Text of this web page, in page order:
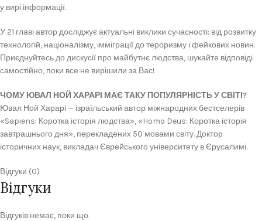
у вирі інформації.
У 21 главі автор досліджує актуальні виклики сучасності: від розвитку
технологій, націоналізму, імміграції до тероризму і фейкових новин.
Приєднуйтесь до дискусії про майбутнє людства, шукайте відповіді
самостійно, поки все не вирішили за Вас!
ЧОМУ ЮВАЛ НОЙ ХАРАРІ МАЄ ТАКУ ПОПУЛЯРНІСТЬ У СВІТІ?
Ювал Ной Харарі — ізраїльський автор міжнародних бестселерів
«Sapiens: Коротка історія людства», «Homo Deus: Коротка історія
завтрашнього дня», перекладених 50 мовами світу. Доктор
історичних наук, викладач Єврейського університету в Єрусалимі.
Відгуки (0)
Відгуки
Відгуків немає, поки що.